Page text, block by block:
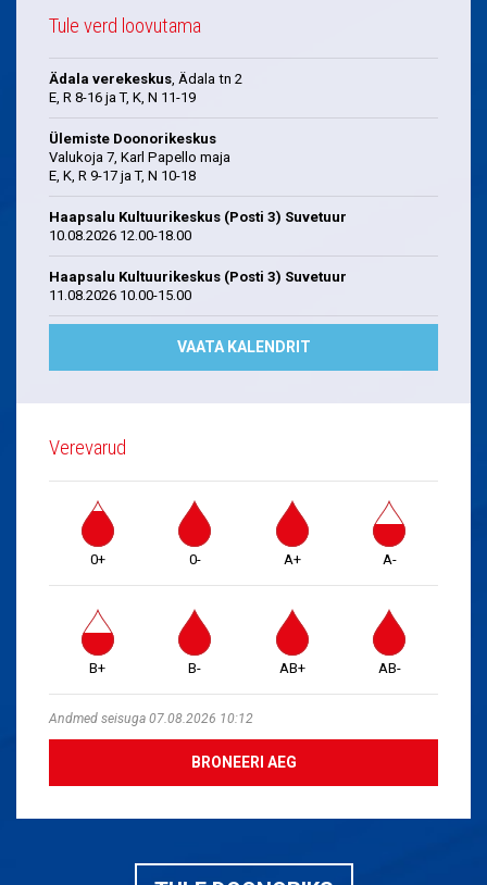
Tule verd loovutama
Ädala verekeskus, Ädala tn 2
E, R 8-16 ja T, K, N 11-19
Ülemiste Doonorikeskus
Valukoja 7, Karl Papello maja
E, K, R 9-17 ja T, N 10-18
Haapsalu Kultuurikeskus (Posti 3) Suvetuur
10.08.2026 12.00-18.00
Haapsalu Kultuurikeskus (Posti 3) Suvetuur
11.08.2026 10.00-15.00
VAATA KALENDRIT
Verevarud
0+ 0- A+ A-
B+ B- AB+ AB-
Andmed seisuga 07.08.2026 10:12
BRONEERI AEG